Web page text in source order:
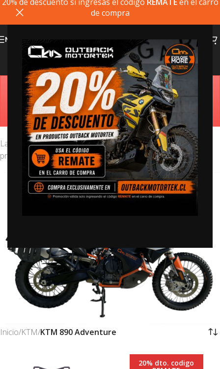
de compra
MENU
KTM 890 Adventure
Estimado cliente, si el producto que busca no está
disponible, puede comprarlo directamente en
outbackmotortek.com
La KTM 890 Enduro R es una de las motocicletas de doble
propósito más populares del mercado.
Inicio/KTM/KTM 890 Adventure
20% dto. codigo